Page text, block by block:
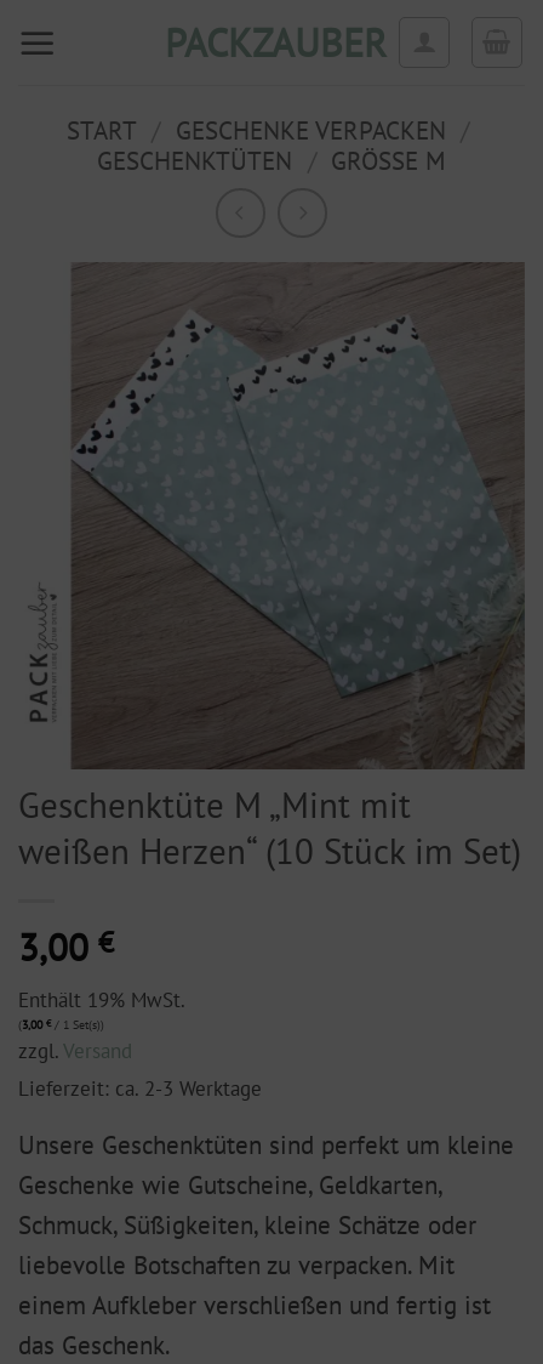
Inhalt
PACKZAUBER
START GESCHENKE VERPACKEN
GESCHENKTÜTEN
GRÖSSE M
Geschenktüte M „Mint mit
weißen Herzen“ (10 Stück im Set)
3,00 €
Enthält 19% MwSt.
(3,00 €/ 1 Set(s))
zzgl.Versand
Lieferzeit: ca. 2-3 Werktage
Unsere Geschenktüten sind perfekt um kleine
Geschenke wie Gutscheine, Geldkarten,
Schmuck, Süßigkeiten, kleine Schätze oder
liebevolle Botschaften zu verpacken. Mit
einem Aufkleber verschließen und fertig ist
das Geschenk.